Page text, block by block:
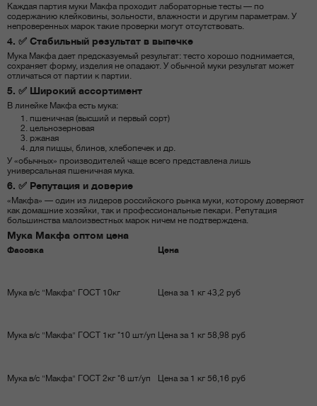
Каждая партия муки Макфа проходит лабораторные тесты — по
содержанию клейковины, зольности, влажности и другим параметрам. У
непроверенных марок такие проверки могут отсутствовать.
4. ✅ Стабильный результат в выпечке
Мука Макфа дает предсказуемый результат: тесто хорошо поднимается,
сохраняет форму, изделия не опадают. У обычной муки результат может
отличаться от партии к партии.
5. ✅ Широкий ассортимент
В линейке Макфа есть мука:
пшеничная (высший и первый сорт)
цельнозерновая
ржаная
для пиццы, блинов, хлебопечек и др.
У «обычных» производителей чаще всего представлена лишь
универсальная пшеничная мука.
6. ✅ Репутация и доверие
«Макфа» — один из лидеров российского рынка муки, которому доверяют
как домашние хозяйки, так и профессиональные пекари. Репутация
большинства малоизвестных марок ничем не подтверждена.
Мука Макфа оптом цена
Фасовка Цена
Мука в/с "Макфа" ГОСТ 10кг Цена за 1 кг 43,2 руб
Мука в/с "Макфа" ГОСТ 1кг *10 шт/уп Цена за 1 кг 58,98 руб
Мука в/с "Макфа" ГОСТ 2кг *6 шт/уп Цена за 1 кг 56,16 руб